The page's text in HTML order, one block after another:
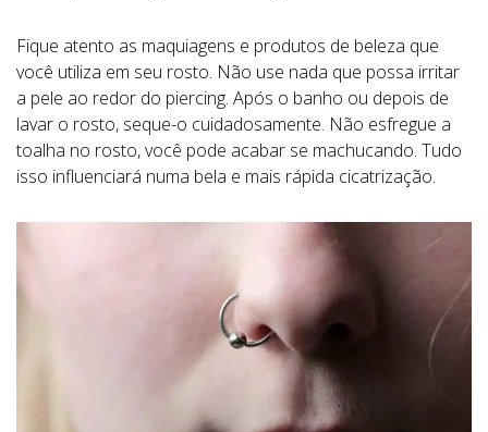
Fique atento as maquiagens e produtos de beleza que
você utiliza em seu rosto. Não use nada que possa irritar
a pele ao redor do piercing. Após o banho ou depois de
lavar o rosto, seque-o cuidadosamente. Não esfregue a
toalha no rosto, você pode acabar se machucando. Tudo
isso influenciará numa bela e mais rápida cicatrização.